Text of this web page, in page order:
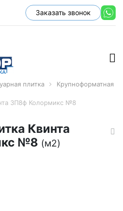
Заказать звонок
плитка
Крупноформатная
3П8ф Колормикс №8
Квинта
№8 (м2)